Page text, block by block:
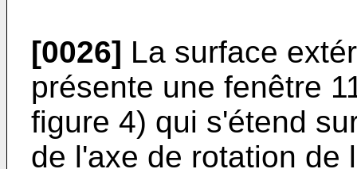
[0026] La surface
présente une fenêtre
figure 4) qui s'étend
de l'axe de rotation de